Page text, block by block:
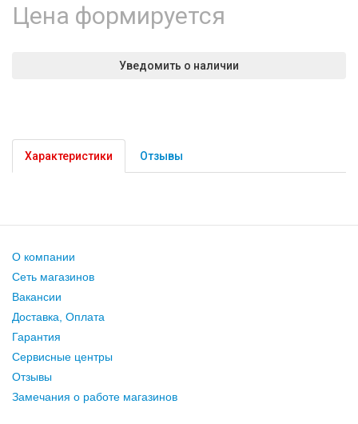
Цена формируется
Уведомить о наличии
Характеристики Отзывы
О компании
Сеть магазинов
Вакансии
Доставка, Оплата
Гарантия
Сервисные центры
Отзывы
Замечания о работе магазинов